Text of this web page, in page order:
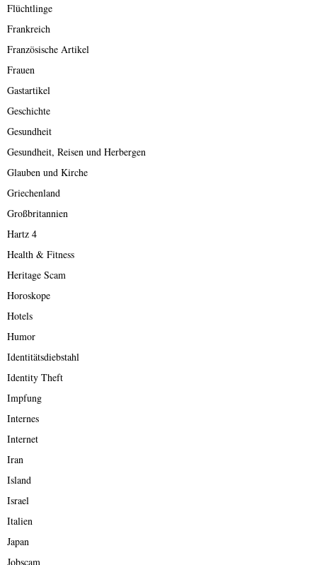
Flüchtlinge
Frankreich
Französische Artikel
Frauen
Gastartikel
Geschichte
Gesundheit
Gesundheit, Reisen und Herbergen
Glauben und Kirche
Griechenland
Großbritannien
Hartz 4
Health & Fitness
Heritage Scam
Horoskope
Hotels
Humor
Identitätsdiebstahl
Identity Theft
Impfung
Internes
Internet
Iran
Island
Israel
Italien
Japan
Jobscam